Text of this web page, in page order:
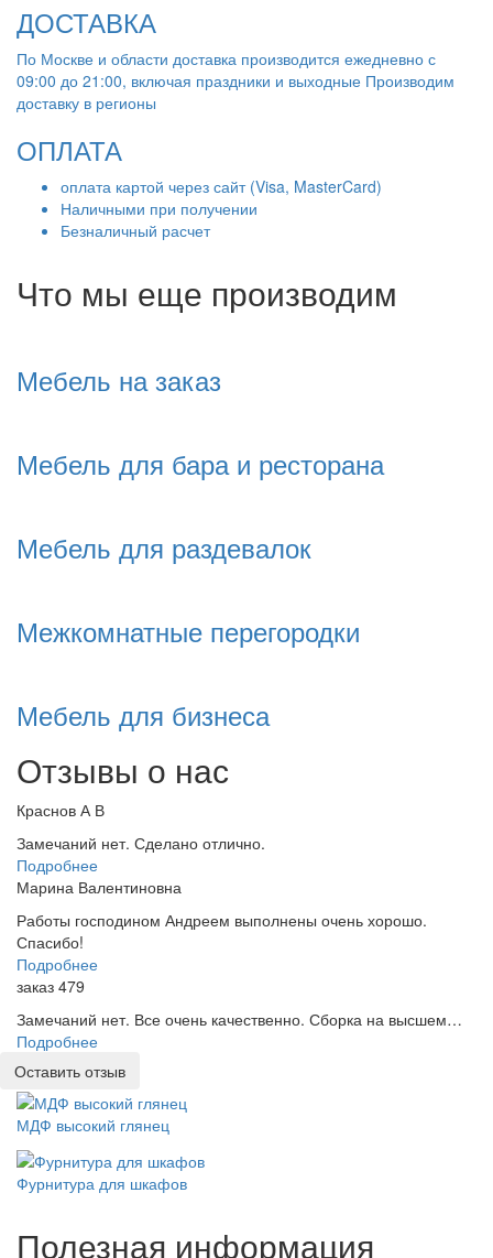
ДОСТАВКА
По Москве и области доставка производится ежедневно с
09:00 до 21:00, включая праздники и выходные Производим
доставку в регионы
ОПЛАТА
оплата картой через сайт (Visa, MasterCard)
Наличными при получении
Безналичный расчет
Что мы еще производим
Мебель на заказ
Мебель для бара и ресторана
Мебель для раздевалок
Межкомнатные перегородки
Мебель для бизнеса
Отзывы о нас
Краснов А В
Замечаний нет. Сделано отлично.
Подробнее
Марина Валентиновна
Работы господином Андреем выполнены очень хорошо.
Спасибо!
Подробнее
заказ 479
Замечаний нет. Все очень качественно. Сборка на высшем…
Подробнее
Оставить отзыв
МДФ высокий глянец
Фурнитура для шкафов
Полезная информация